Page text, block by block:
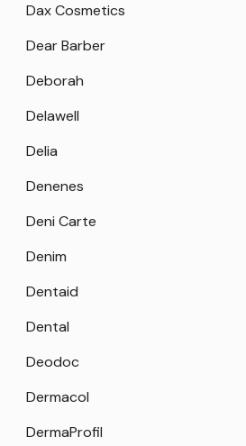
Dax Cosmetics
Dear Barber
Deborah
Delawell
Delia
Denenes
Deni Carte
Denim
Dentaid
Dental
Deodoc
Dermacol
DermaProfil